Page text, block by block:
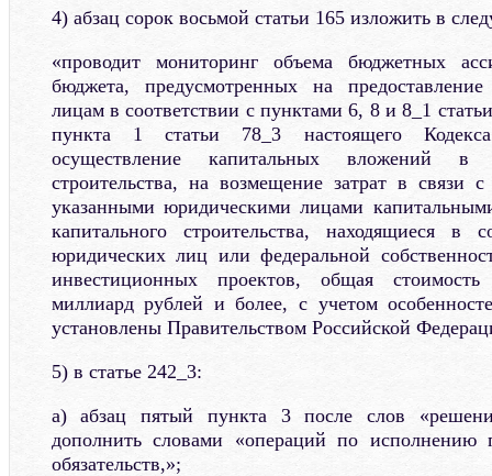
4) абзац сорок восьмой статьи 165 изложить в
«проводит мониторинг объема бюджетных
бюджета, предусмотренных на
лицам в соответствии с пунктами 6, 8 и 8_1
пункта 1 статьи 78_3 настоящего
осуществление капитальных вложений в
строительства, на возмещение затрат в связи
указанными юридическими лицами
капитального строительства, находящиеся в
юридических лиц или федеральной
инвестиционных проектов, общая
миллиард рублей и более, с учетом
установлены Правительством Российской
5) в статье 242_3:
а) абзац пятый пункта 3 после слов
дополнить словами «операций по исполнению
обязательств,»;